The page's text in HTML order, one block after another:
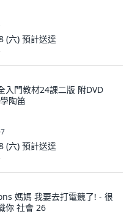
(六) 預計送達
入門教材24課二版 附DVD
陶笛
(六) 預計送達
媽媽 我要去打電競了! - 很
你 社會 26